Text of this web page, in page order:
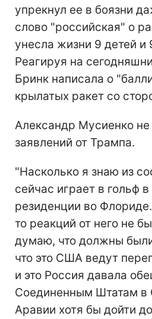
упрекнул ее в боязни
слово "российская" о
унесла жизни 9 детей и
Реагируя на
Бринк написала о
крылатых ракет со
Александр Мусиенко
заявлений от Трампа.
"Насколько я знаю из
сейчас играет в гольф
резиденции во
то реакций от него не
думаю, что должны
что это США ведут
и это Россия давала
Соединенным Штатам в
Аравии хотя бы дойти